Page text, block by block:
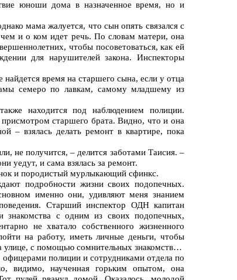
юноши дома в назначенное время, но и
мама жалуется, что сын опять связался с
и о ком идет речь. По словам матери, она
чтобы посоветоваться, как ей
для нарушителей закона. Инспекторы
время на старшего сына, если у отца
семеро по лавкам, самому младшему из
находится под наблюдением полиции.
старшего брата. Видно, что и она
– взялась делать ремонт в квартире, пока
не получится, – делится заботами Таисия. –
уедут, и сама взялась за ремонт.
и породистый мурлыкающий сфинкс.
подробности жизни своих подопечных.
именно они, удивляют меня знанием
Старший инспектор ОДН капитан
знакомства с одним из своих подопечных,
не хватало собственного жизненного
на работу, иметь личные деньги, чтобы
улице, с помощью сомнительных знакомств…
полиции и сотрудниками отдела по
видимо, наученная горьким опытом, она